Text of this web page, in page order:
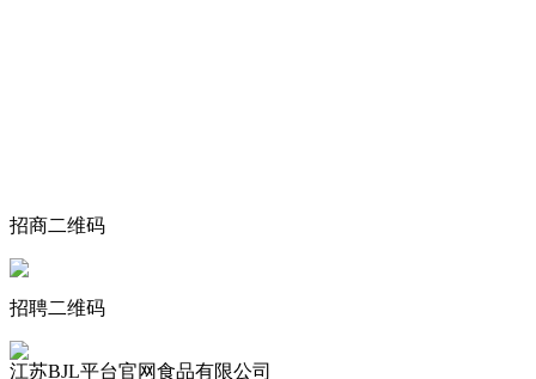
招商二维码
招聘二维码
江苏BJL平台官网食品有限公司